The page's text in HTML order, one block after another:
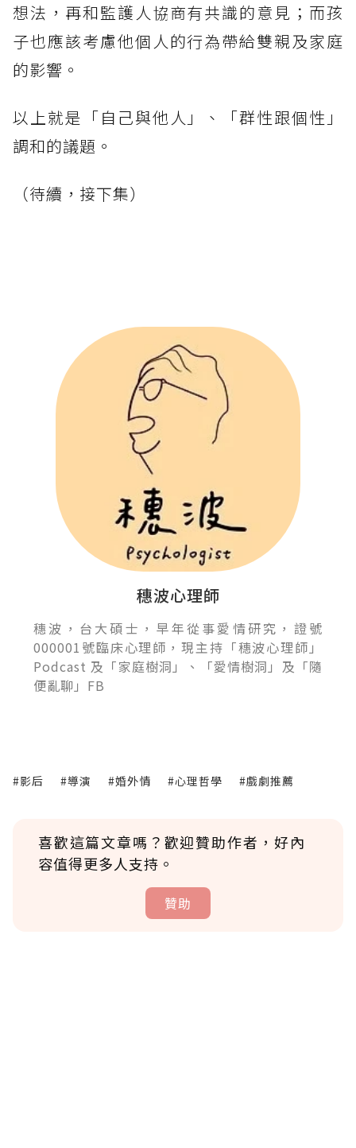
想法，再和監護人協商有共識的意見；而孩
子也應該考慮他個人的行為帶給雙親及家庭
的影響。
以上就是「自己與他人」、「群性跟個性」
調和的議題。
（待續，接下集）
穗波心理師
穗波，台大碩士，早年從事愛情研究，證號
000001號臨床心理師，現主持「穗波心理師」
Podcast 及「家庭樹洞」、「愛情樹洞」及「隨
便亂聊」FB
#影后 #導演 #婚外情 #心理哲學 #戲劇推薦
喜歡這篇文章嗎？歡迎贊助作者，好內
容值得更多人支持。
贊助